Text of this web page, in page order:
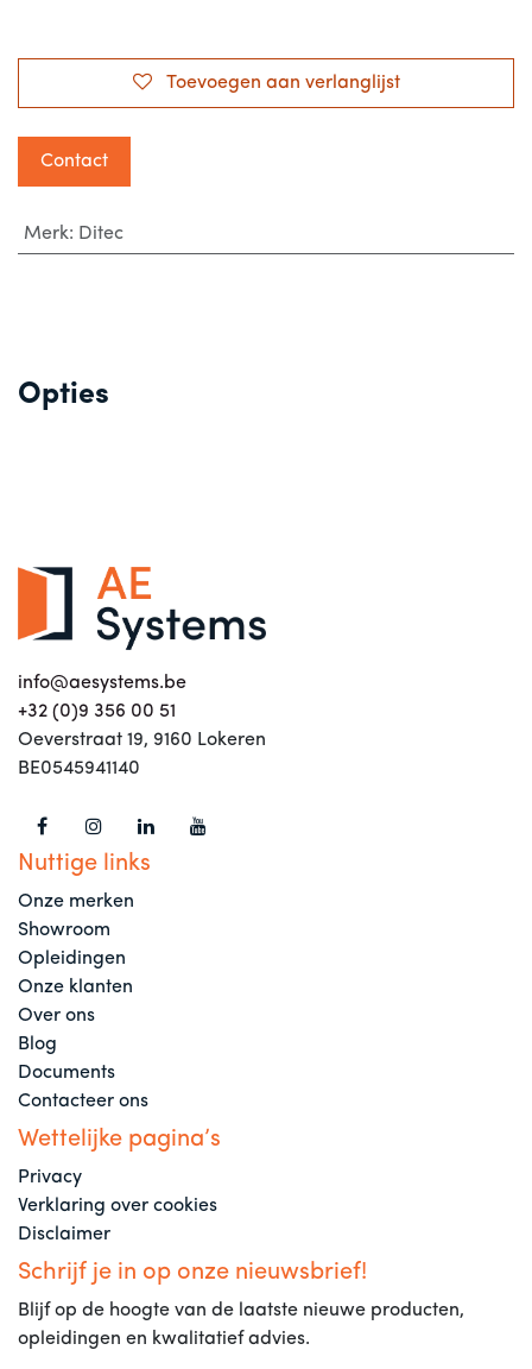
Toevoegen aan verlanglijst
Contact
Merk: Ditec
Opties
info@aesystems.be
+32 (0)9 356 00 51
Oeverstraat 19, 9160 Lokeren
BE0545941140
Nuttige links
Onze merken
Showroom
Opleidingen
Onze klanten
Over ons
Blog
Documents
Contacteer ons
Wettelijke pagina’s
Privacy
Verklaring over cookies
Disclaimer
Schrijf je in op onze nieuwsbrief!
Blijf op de hoogte van de laatste nieuwe producten,
opleidingen en kwalitatief advies.